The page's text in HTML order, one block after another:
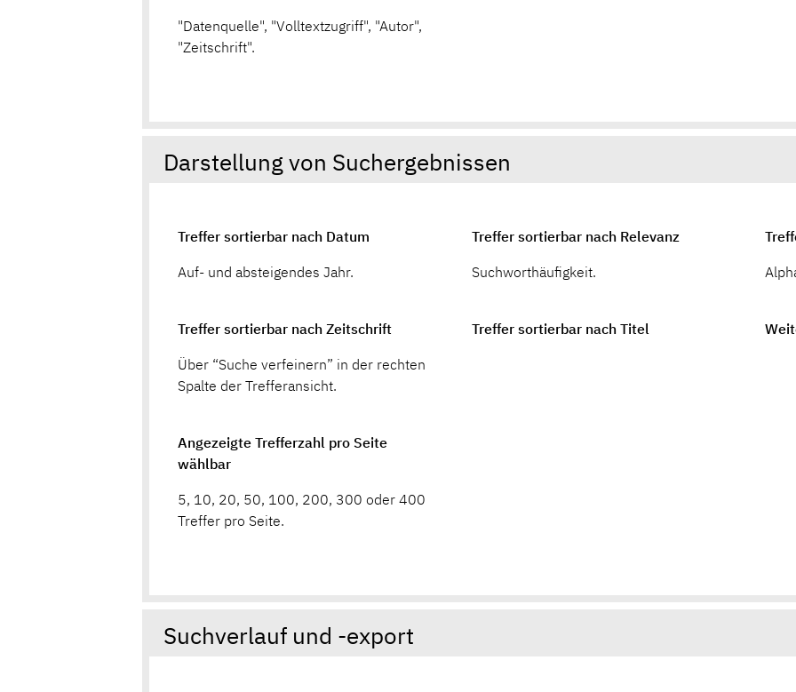
"Datenquelle", "Volltextzugriff", "Autor",
"Zeitschrift".
Darstellung von Suchergebnissen
Treffer sortierbar nach Datum
Auf- und absteigendes Jahr.
Treffer sortierbar nach Relevanz
Suchworthäufigkeit.
Treffer sortierbar nach Zeitschrift
Über “Suche verfeinern” in der rechten
Spalte der Trefferansicht.
Treffer sortierbar nach Titel
Angezeigte Trefferzahl pro Seite
wählbar
5, 10, 20, 50, 100, 200, 300 oder 400
Treffer pro Seite.
Suchverlauf und -export